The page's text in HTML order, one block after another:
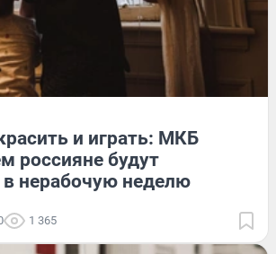
и играть: МКБ
россияне будут
нерабочую неделю
1 365